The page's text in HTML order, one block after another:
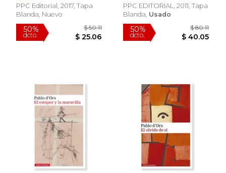
PPC Editorial, 2017, Tapa
Blanda, Nuevo
PPC EDITORIAL, 2011, Tapa
Blanda, Usado